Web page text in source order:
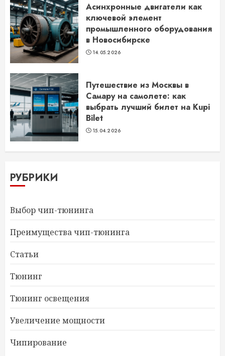
Асинхронные двигатели как
ключевой элемент
промышленного оборудования
в Новосибирске
14.05.2026
Путешествие из Москвы в
Самару на самолете: как
выбрать лучший билет на Kupi
Bilet
15.04.2026
РУБРИКИ
Выбор чип-тюнинга
Преимущества чип-тюнинга
Статьи
Тюнинг
Тюнинг освещения
Увеличение мощности
Чипирование